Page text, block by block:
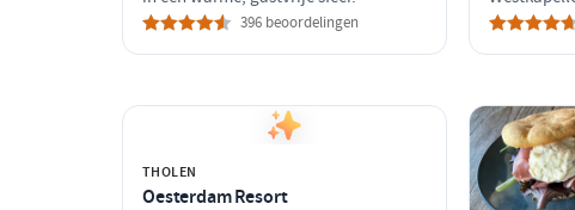
396 beoordelingen
THOLEN
Oesterdam Resort